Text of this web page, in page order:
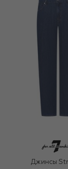
Джинсы